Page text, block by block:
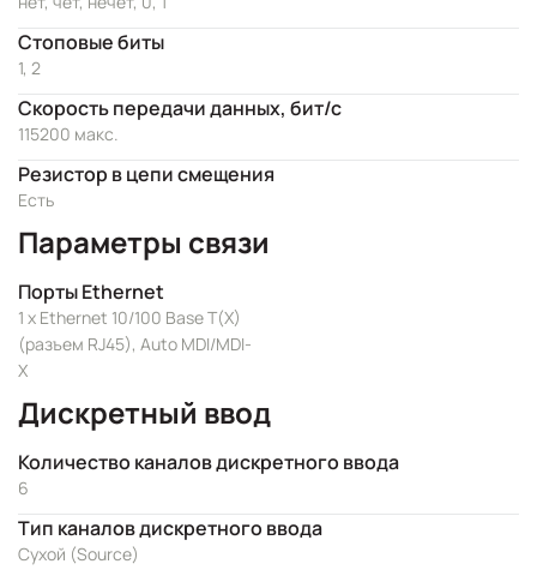
Стоповые биты
1, 2
Скорость передачи данных, бит/с
115200 макс.
Резистор в цепи смещения
Есть
Параметры связи
Порты Ethernet
1 x Ethernet 10/100 Base T(X)
(разъем RJ45), Auto MDI/MDI-
X
Дискретный ввод
Количество каналов дискретного ввода
6
Тип каналов дискретного ввода
Сухой (Source)